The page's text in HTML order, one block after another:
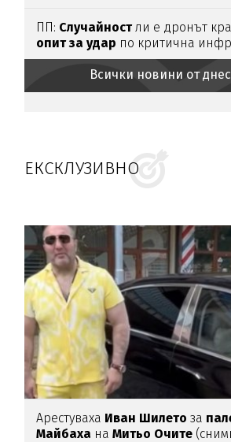
ПП: Случайностли е дронът
опит за удар по критична
Всички новини от
ЕКСКЛУЗИВНО
Арестуваха Иван Шилетоза
Майбаха наМитьо Очите